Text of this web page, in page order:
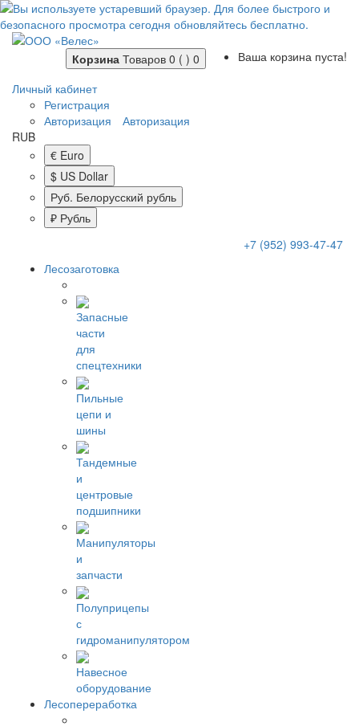
Корзина Товаров 0 ( ) 0
Ваша корзина пуста!
Личный кабинет
Регистрация
Авторизация
Авторизация
RUB
€ Euro
$ US Dollar
Руб. Белорусский рубль
₽ Рубль
+7 (952) 993-47-47
Лесозаготовка
Запасные
части
для
спецтехники
Пильные
цепи и
шины
Тандемные
и
центровые
подшипники
Манипуляторы
и
запчасти
Полуприцепы
с
гидроманипулятором
Навесное
оборудование
Лесопереработка